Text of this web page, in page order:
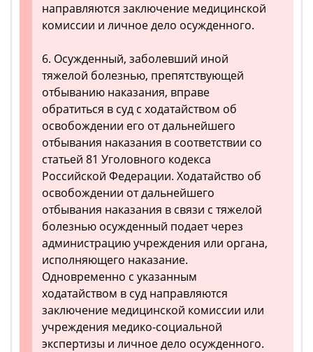
направляются заключение медицинской
комиссии и личное дело осужденного.
6. Осужденный, заболевший иной
тяжелой болезнью, препятствующей
отбыванию наказания, вправе
обратиться в суд с ходатайством об
освобождении его от дальнейшего
отбывания наказания в соответствии со
статьей 81 Уголовного кодекса
Российской Федерации. Ходатайство об
освобождении от дальнейшего
отбывания наказания в связи с тяжелой
болезнью осужденный подает через
администрацию учреждения или органа,
исполняющего наказание.
Одновременно с указанным
ходатайством в суд направляются
заключение медицинской комиссии или
учреждения медико-социальной
экспертизы и личное дело осужденного.